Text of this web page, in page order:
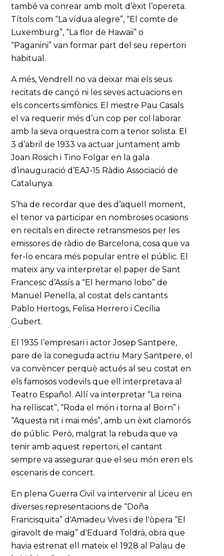
també va conrear amb molt d’èxit l’opereta.
Títols com “La vídua alegre”, “El comte de
Luxemburg”, “La flor de Hawaii” o
“Paganini” van formar part del seu repertori
habitual.
A més, Vendrell no va deixar mai els seus
recitats de cançó ni les seves actuacions en
els concerts simfònics. El mestre Pau Casals
el va requerir més d’un cop per col·laborar
amb la seva orquestra com a tenor solista. El
3 d’abril de 1933 va actuar juntament amb
Joan Rosich i Tino Folgar en la gala
d’inauguració d’EAJ-15 Ràdio Associació de
Catalunya.
S’ha de recordar que des d’aquell moment,
el tenor va participar en nombroses ocasions
en recitals en directe retransmesos per les
emissores de ràdio de Barcelona, cosa que va
fer-lo encara més popular entre el públic. El
mateix any va interpretar el paper de Sant
Francesc d’Assís a “El hermano lobo” de
Manuel Penella, al costat dels cantants
Pablo Hertogs, Felisa Herrero i Cecília
Gubert.
El 1935 l’empresari i actor Josep Santpere,
pare de la coneguda actriu Mary Santpere, el
va convèncer perquè actués al seu costat en
els famosos vodevils que ell interpretava al
Teatro Español. Allí va interpretar “La reina
ha relliscat”, “Roda el món i torna al Born” i
“Aquesta nit i mai més”, amb un èxit clamorós
de públic. Però, malgrat la rebuda que va
tenir amb aquest repertori, el cantant
sempre va assegurar que el seu món eren els
escenaris de concert.
En plena Guerra Civil va intervenir al Liceu en
diverses representacions de “Doña
Francisquita” d'Amadeu Vives i de l'òpera “El
giravolt de maig” d'Eduard Toldrà, obra que
havia estrenat ell mateix el 1928 al Palau de